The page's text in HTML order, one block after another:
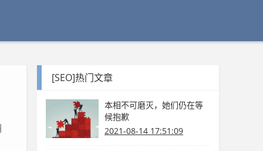
[SEO]热门文章
本相不可磨灭，她们仍在等
候抱歉
2021-08-14 17:51:09